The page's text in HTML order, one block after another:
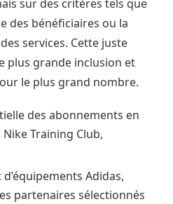
sur des critères tels que
des bénéficiaires ou la
services. Cette juste
plus grande inclusion et
le plus grand nombre.
des abonnements en
Training Club,
Adidas,
partenaires sélectionnés